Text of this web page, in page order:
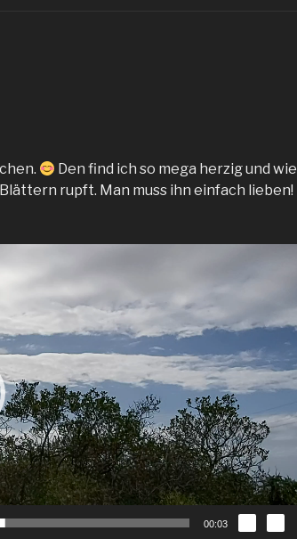
Den find ich so mega herzig und wie
rupft. Man muss ihn einfach lieben!
00:03